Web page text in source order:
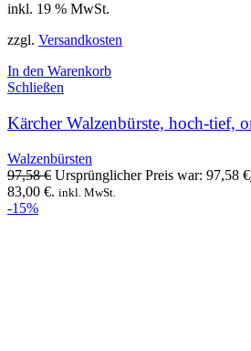
inkl. 19 % MwSt.
zzgl. Versandkosten
In den Warenkorb
Schließen
Kärcher Walzenbürste, hoch-tief,
Walzenbürsten
97,58€ Ursprünglicher Preis war: 97,58 €
83,00 €. inkl. MwSt.
-15%